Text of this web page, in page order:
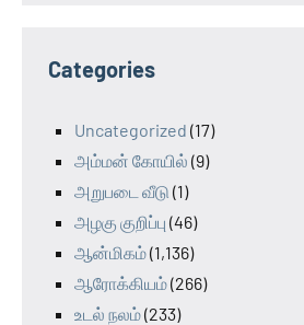
Categories
Uncategorized (17)
அம்மன் கோயில் (9)
அறுபடை வீடு (1)
அழகு குறிப்பு (46)
ஆன்மிகம்(1,136)
ஆரோக்கியம்(266)
உடல் நலம்(233)